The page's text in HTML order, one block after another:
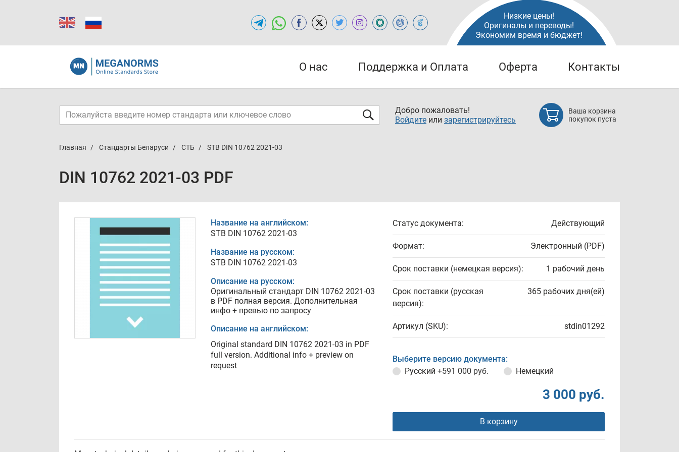
Низкие цены!
Оригиналы и переводы!
Экономим время и бюджет!
О нас Поддержка и Оплата Оферта Контакты
Добро пожаловать!
Войдите или зарегистрируйтесь
Ваша корзина
покупок пуста
Главная Стандарты Беларуси СТБ STB DIN 10762 2021-03
DIN 10762 2021-03 PDF
Название на английском:
STB DIN 10762 2021-03
Название на русском:
STB DIN 10762 2021-03
Описание на русском:
Оригинальный стандарт DIN 10762 2021-03
в PDF полная версия. Дополнительная
инфо + превью по запросу
Описание на английском:
Original standard DIN 10762 2021-03 in PDF
full version. Additional info + preview on
request
Статус документа: Действующий
Формат: Электронный (PDF)
Срок поставки (немецкая версия): 1 рабочий день
Срок поставки (русская
версия):
365 рабочих дня(ей)
Артикул (SKU): stdin01292
Выберите версию документа:
Русский +591 000 руб. Немецкий
3 000 руб.
В корзину